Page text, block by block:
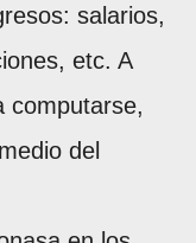
salarios,
etc. A
computarse,
del